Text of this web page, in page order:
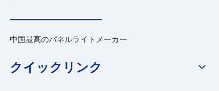
中国最高のパネルライトメーカー
クイックリンク